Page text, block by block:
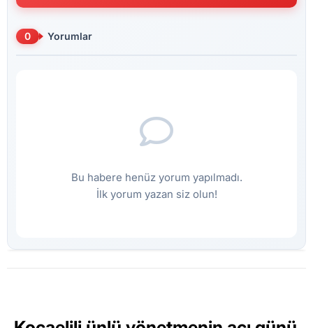
0 Yorumlar
Bu habere henüz yorum yapılmadı.
İlk yorum yazan siz olun!